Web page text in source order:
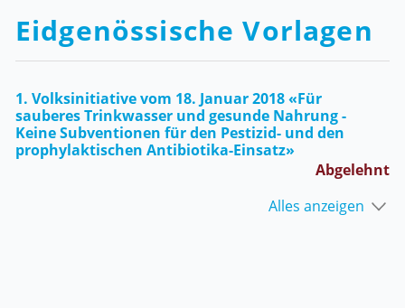
Eidgenössische Vorlagen
1. Volksinitiative vom 18. Januar 2018 «Für
sauberes Trinkwasser und gesunde Nahrung -
Keine Subventionen für den Pestizid- und den
prophylaktischen Antibiotika-Einsatz»
Abgelehnt
Alles anzeigen